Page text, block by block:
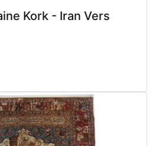
Kork - Iran Vers